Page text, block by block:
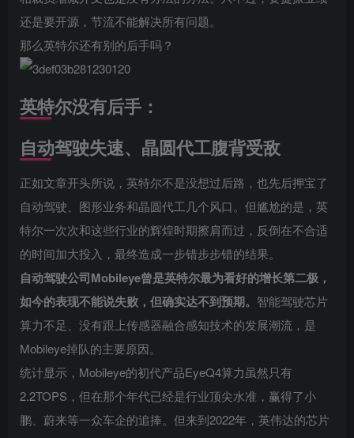
还是要开源，节流不能解决所有问题。
那么英特尔还有别的后手吗？
英特尔没有后手：
自动驾驶失速、晶圆代工腹背受敌
正如文章开头所说，英特尔不是没想过后路，也先后押宝了
自动驾驶、图形业务和晶圆代工几个风口。但尴尬的是，英
特尔一次次和这些行业的辉煌时期擦肩而过，反倒在不合适
的时间加大投入，最终造成一步错步步错的结果。
自动驾驶公司Mobileye曾是英特尔最为看好的增长第二极，
如今的表现不能说失败，但确实达不到预期。 智能驾驶芯片
算力不足、没有跟上传感器融合感知技术的发展潮流，是
Mobileye掉队的主要原因。
统计显示，Mobileye的初代产品EyeQ4算力虽然只有
2.2TOPS，但在那个年代已经是行业顶尖水准，赢得了小
鹏、蔚来等一众车企的追捧。但来到2022年，英伟达的芯片